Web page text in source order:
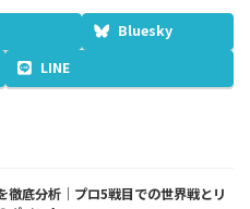
Bluesky
LINE
徹底分析｜プロ5戦目での世界戦とリ